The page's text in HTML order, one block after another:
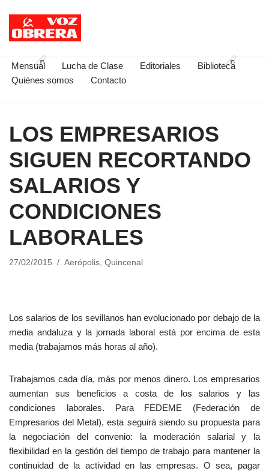
Saltar
contenido
Mensual Lucha de Clase Editoriales
Biblioteca
Quiénes somos
Contacto
LOS EMPRESARIOS
SIGUEN RECORTANDO
SALARIOS Y
CONDICIONES
LABORALES
27/02/2015 Aerópolis, Quincenal
Los salarios de los sevillanos han evolucionado por debajo de la
media andaluza y la jornada laboral está por encima de esta
media (trabajamos más horas al año).
Trabajamos cada día, más por menos dinero. Los empresarios
aumentan sus beneficios a costa de los salarios y las
condiciones laborales. Para FEDEME (Federación de
Empresarios del Metal), esta seguirá siendo su propuesta para
la negociación del convenio: la moderación salarial y la
flexibilidad en la gestión del tiempo de trabajo para mantener la
continuidad de la actividad en las empresas. O sea, pagar